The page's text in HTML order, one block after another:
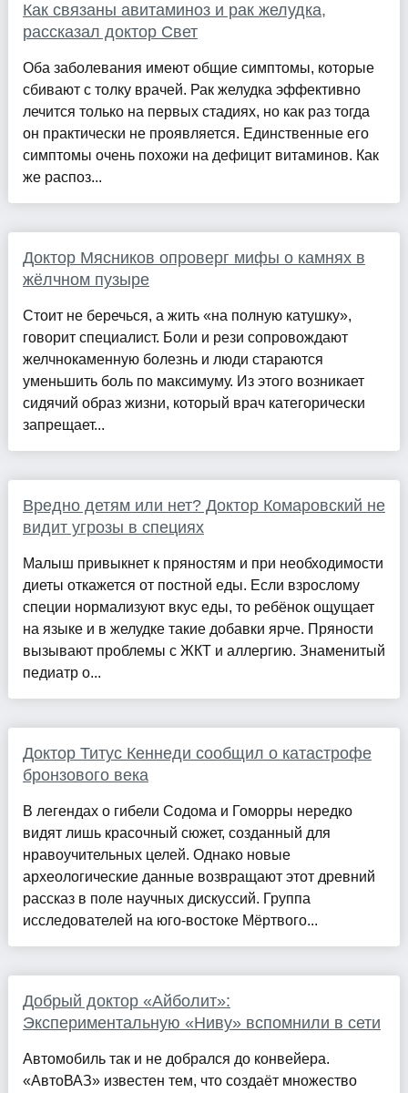
Как связаны авитаминоз и рак желудка,
рассказал доктор Свет
Оба заболевания имеют общие симптомы, которые
сбивают с толку врачей. Рак желудка эффективно
лечится только на первых стадиях, но как раз тогда
он практически не проявляется. Единственные его
симптомы очень похожи на дефицит витаминов. Как
же распоз...
Доктор Мясников опроверг мифы о камнях в
жёлчном пузыре
Стоит не беречься, а жить «на полную катушку»,
говорит специалист. Боли и рези сопровождают
желчнокаменную болезнь и люди стараются
уменьшить боль по максимуму. Из этого возникает
сидячий образ жизни, который врач категорически
запрещает...
Вредно детям или нет? Доктор Комаровский не
видит угрозы в специях
Малыш привыкнет к пряностям и при необходимости
диеты откажется от постной еды. Если взрослому
специи нормализуют вкус еды, то ребёнок ощущает
на языке и в желудке такие добавки ярче. Пряности
вызывают проблемы с ЖКТ и аллергию. Знаменитый
педиатр о...
Доктор Титус Кеннеди сообщил о катастрофе
бронзового века
В легендах о гибели Содома и Гоморры нередко
видят лишь красочный сюжет, созданный для
нравоучительных целей. Однако новые
археологические данные возвращают этот древний
рассказ в поле научных дискуссий. Группа
исследователей на юго-востоке Мёртвого...
Добрый доктор «Айболит»:
Экспериментальную «Ниву» вспомнили в сети
Автомобиль так и не добрался до конвейера.
«АвтоВАЗ» известен тем, что создаёт множество